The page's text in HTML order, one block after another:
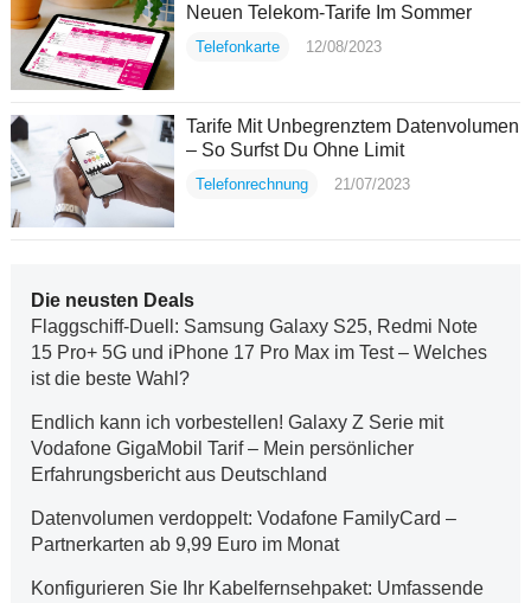
Neuen Telekom-Tarife Im Sommer
Telefonkarte 12/08/2023
Tarife Mit Unbegrenztem Datenvolumen
– So Surfst Du Ohne Limit
Telefonrechnung 21/07/2023
Die neusten Deals
Flaggschiff-Duell: Samsung Galaxy S25, Redmi Note
15 Pro+ 5G und iPhone 17 Pro Max im Test – Welches
ist die beste Wahl?
Endlich kann ich vorbestellen! Galaxy Z Serie mit
Vodafone GigaMobil Tarif – Mein persönlicher
Erfahrungsbericht aus Deutschland
Datenvolumen verdoppelt: Vodafone FamilyCard –
Partnerkarten ab 9,99 Euro im Monat
Konfigurieren Sie Ihr Kabelfernsehpaket: Umfassende